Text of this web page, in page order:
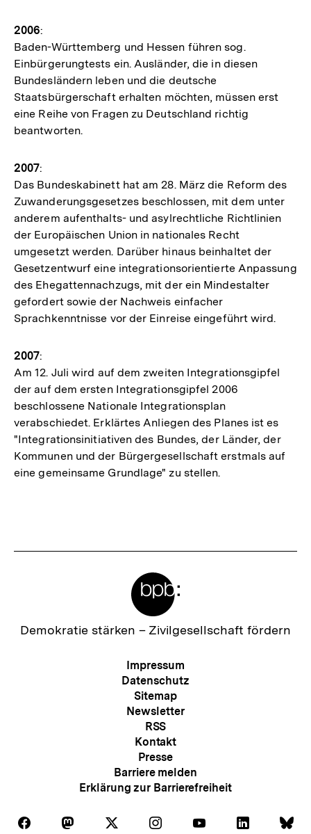
2006:
Baden-Württemberg und Hessen führen sog.
Einbürgerungtests ein. Ausländer, die in diesen
Bundesländern leben und die deutsche
Staatsbürgerschaft erhalten möchten, müssen erst
eine Reihe von Fragen zu Deutschland richtig
beantworten.
2007:
Das Bundeskabinett hat am 28. März die Reform des
Zuwanderungsgesetzes beschlossen, mit dem unter
anderem aufenthalts- und asylrechtliche Richtlinien
der Europäischen Union in nationales Recht
umgesetzt werden. Darüber hinaus beinhaltet der
Gesetzentwurf eine integrationsorientierte Anpassung
des Ehegattennachzugs, mit der ein Mindestalter
gefordert sowie der Nachweis einfacher
Sprachkenntnisse vor der Einreise eingeführt wird.
2007:
Am 12. Juli wird auf dem zweiten Integrationsgipfel
der auf dem ersten Integrationsgipfel 2006
beschlossene Nationale Integrationsplan
verabschiedet. Erklärtes Anliegen des Planes ist es
"Integrationsinitiativen des Bundes, der Länder, der
Kommunen und der Bürgergesellschaft erstmals auf
eine gemeinsame Grundlage" zu stellen.
Zur
Demokratie stärken – Zivilgesellschaft fördern
Meta-
Navigation
Impressum
Datenschutz
Sitemap
Newsletter
RSS
Kontakt
Presse
Barriere melden
Erklärung zur Barrierefreiheit
Folgen
Auf
Folgen Folgen Folgen
Auf
Folgen Folgen